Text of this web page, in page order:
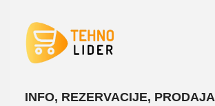
INFO, REZERVACIJE, PRODAJA